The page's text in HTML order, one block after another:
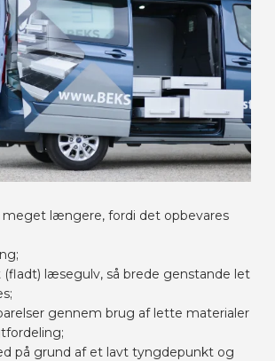
længere, fordi det opbevares
(fladt) læsegulv, så brede genstande let
gennem brug af lette materialer
på grund af et lavt tyngdepunkt og